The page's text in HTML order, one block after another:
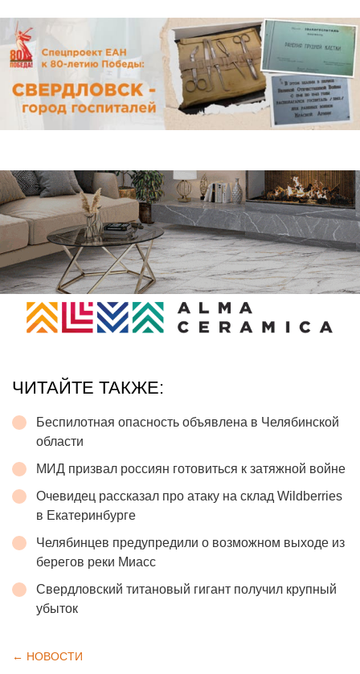
ЧИТАЙТЕ ТАКЖЕ:
Беспилотная опасность объявлена в Челябинской
области
МИД призвал россиян готовиться к затяжной войне
Очевидец рассказал про атаку на склад Wildberries
в Екатеринбурге
Челябинцев предупредили о возможном выходе из
берегов реки Миасс
Свердловский титановый гигант получил крупный
убыток
← НОВОСТИ